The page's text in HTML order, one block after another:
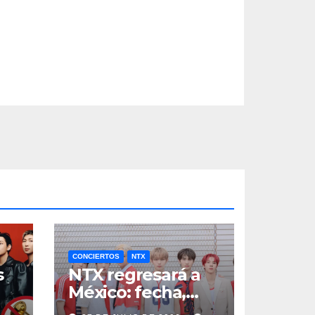
CONCIERTOS NTX
NTX regresará a
México: fecha,
boletos y